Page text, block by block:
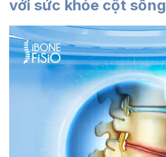
với sức khỏe cột sống